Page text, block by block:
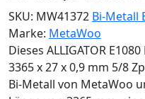
SKU: MW41372 Bi-Metall
Marke: MetaWoo
Dieses ALLIGATOR
3365 x 27 x 0,9 mm 5/8
Bi-Metall von MetaWoo